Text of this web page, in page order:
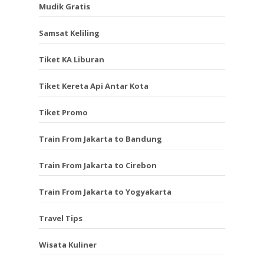
Mudik Gratis
Samsat Keliling
Tiket KA Liburan
Tiket Kereta Api Antar Kota
Tiket Promo
Train From Jakarta to Bandung
Train From Jakarta to Cirebon
Train From Jakarta to Yogyakarta
Travel Tips
Wisata Kuliner